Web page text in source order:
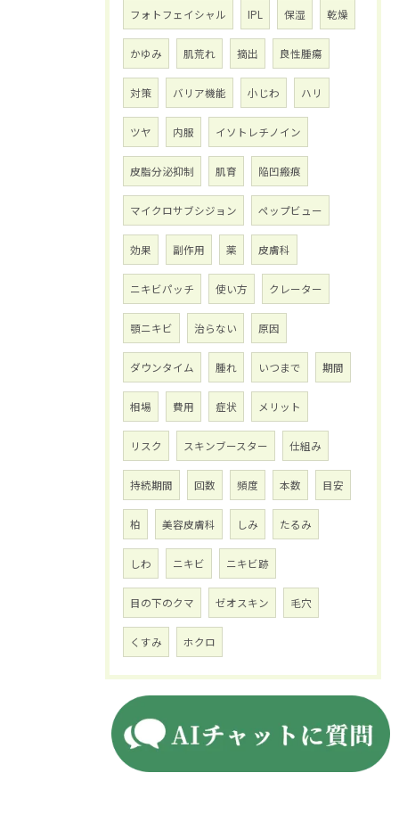
フォトフェイシャル IPL 保湿 乾燥
かゆみ 肌荒れ 摘出 良性腫瘍
対策 バリア機能 小じわ ハリ
ツヤ 内服 イソトレチノイン
皮脂分泌抑制 肌育 陥凹瘢痕
マイクロサブシジョン ペップビュー
効果 副作用 薬 皮膚科
ニキビパッチ 使い方 クレーター
顎ニキビ 治らない 原因
ダウンタイム 腫れ いつまで 期間
相場 費用 症状 メリット
リスク スキンブースター 仕組み
持続期間 回数 頻度 本数 目安
柏 美容皮膚科 しみ たるみ
しわ ニキビ ニキビ跡
目の下のクマ ゼオスキン 毛穴
くすみ ホクロ